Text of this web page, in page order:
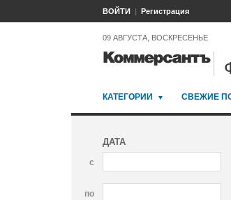
ВОЙТИ Регистрация
09 АВГУСТА, ВОСКРЕСЕНЬЕ
КАТЕГОРИИ СВЕЖИЕ
ДАТА
с
по